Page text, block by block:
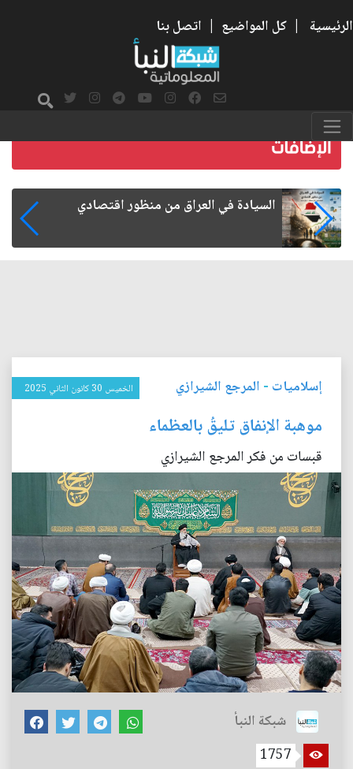
الرئيسية | كل المواضيع | اتصل بنا
ما بعد الأربعين.. كيف اتسعت الزيارة من هويتها
إسلاميات - المرجع الشيرازي الخميس 30 كانون الثاني 2025
موهبة الإنفاق تليقُ بالعظماء
قبسات من فكر المرجع الشيرازي
شبكة النبأ
1757